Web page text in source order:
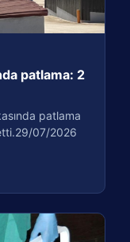
patlama: 2
patlama
07/2026